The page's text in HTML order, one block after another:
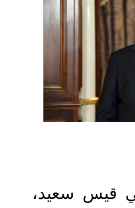
قيس سعيد،